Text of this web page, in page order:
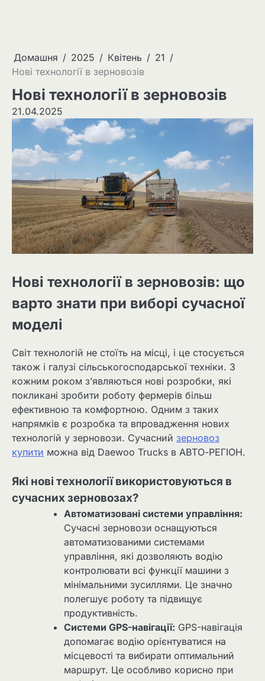
Домашня 2025 Квітень
21
Нові технології в зерновозів
Нові технології в зерновозів
21.04.2025
Нові технології в зерновозів: що
варто знати при виборі сучасної
моделі
Світ технологій не стоїть на місці, і це стосується
також і галузі сільськогосподарської техніки. З
кожним роком з’являються нові розробки, які
покликані зробити роботу фермерів більш
ефективною та комфортною. Одним з таких
напрямків є розробка та впровадження нових
технологій у зерновози. Сучасний зерновоз
купити можна від Daewoo Trucks в АВТО-РЕГІОН.
Які нові технології використовуються в
сучасних зерновозах?
Автоматизовані системи управління:
Сучасні зерновози оснащуються
автоматизованими системами
управління, які дозволяють водію
контролювати всі функції машини з
мінімальними зусиллями. Це значно
полегшує роботу та підвищує
продуктивність.
Системи GPS-навігації: GPS-навігація
допомагає водію орієнтуватися на
місцевості та вибирати оптимальний
маршрут. Це особливо корисно при